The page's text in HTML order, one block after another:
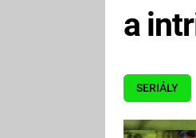
SERIÁLY
a